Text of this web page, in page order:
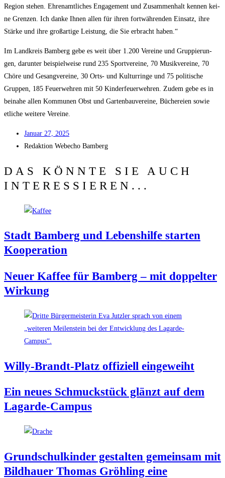
Regi­on ste­hen. Ehren­amt­li­ches Enga­ge­ment und Zusam­men­halt ken­nen kei­
ne Gren­zen. Ich dan­ke Ihnen allen für ihren fort­wäh­ren­den Ein­satz, ihre
Stär­ke und ihre groß­ar­ti­ge Leis­tung, die Sie erbracht haben.“
Im Land­kreis Bam­berg gebe es weit über 1.200 Ver­ei­ne und Grup­pie­run­
gen, dar­un­ter bei­spiel­wei­se rund 235 Sport­ver­ei­ne, 70 Musik­ver­ei­ne, 70
Chö­re und Gesang­ver­ei­ne, 30 Orts- und Kul­tur­rin­ge und 75 poli­ti­sche
Grup­pen, 185 Feu­er­weh­ren mit 50 Kin­der­feu­er­weh­ren. Zudem gebe es in
bei­na­he allen Kom­mu­nen Obst und Gar­ten­bau­ver­ei­ne, Büche­rei­en sowie
etli­che wei­te­re Vereine.
Janu­ar 27, 2025
Redak­ti­on Web­echo Bamberg
DAS KÖNNTE SIE AUCH
INTERESSIEREN...
Stadt Bam­berg und Lebens­hil­fe star­ten
Kooperation
Neu­er Kaf­fee für Bam­berg – mit dop­pel­ter
Wirkung
Wil­ly-Brandt-Platz offi­zi­ell eingeweiht
Ein neu­es Schmuck­stück glänzt auf dem
Lagarde-Campus
Grund­schul­kin­der gestal­ten gemein­sam mit
Bild­hau­er Tho­mas Gröh­ling eine